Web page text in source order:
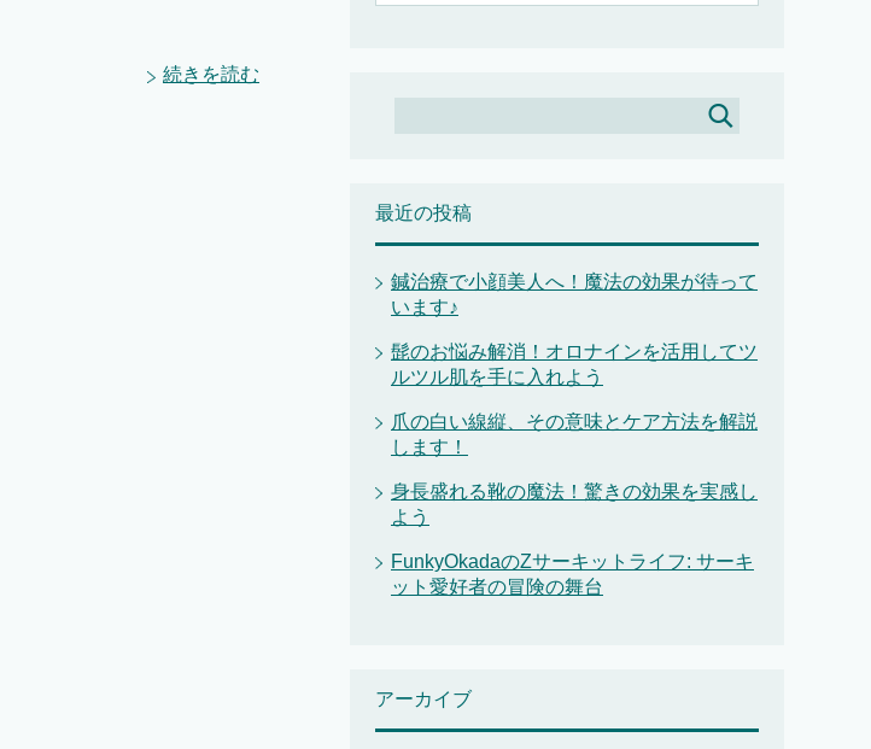
続きを読む
最近の投稿
鍼治療で小顔美人へ！魔法の効果が待って
います♪
髭のお悩み解消！オロナインを活用してツ
ルツル肌を手に入れよう
爪の白い線縦、その意味とケア方法を解説
します！
身長盛れる靴の魔法！驚きの効果を実感し
よう
FunkyOkadaのZサーキットライフ: サーキ
ット愛好者の冒険の舞台
アーカイブ